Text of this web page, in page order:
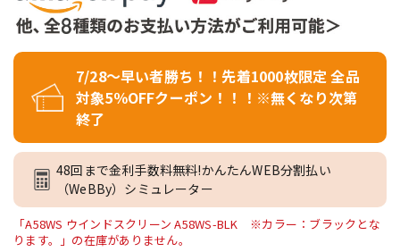
7/28～早い者勝ち！！先着1000枚限定 全品
対象5％OFFクーポン！！！※無くなり次第
終了
48回まで金利手数料無料!かんたんWEB分割払い
（WeBBy）シミュレーター
「A58WS ウインドスクリーン A58WS-BLK ※カラー：ブラックとな
ります。」の在庫がありません。